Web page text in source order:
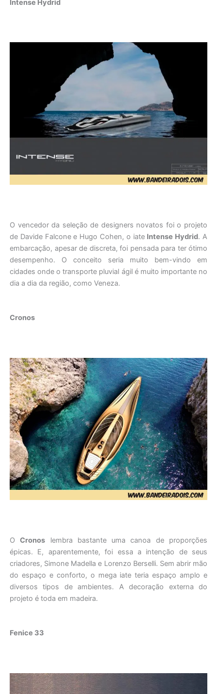
Intense Hydrid
O vencedor da seleção de designers novatos foi o projeto
de Davide Falcone e Hugo Cohen, o iate Intense Hydrid. A
embarcação, apesar de discreta, foi pensada para ter ótimo
desempenho. O conceito seria muito bem-vindo em
cidades onde o transporte pluvial ágil é muito importante no
dia a dia da região, como Veneza.
Cronos
OCronos lembra bastante uma canoa de proporções
épicas. E, aparentemente, foi essa a intenção de seus
criadores, Simone Madella e Lorenzo Berselli. Sem abrir mão
do espaço e conforto, o mega iate teria espaço amplo e
diversos tipos de ambientes. A decoração externa do
projeto é toda em madeira.
Fenice 33